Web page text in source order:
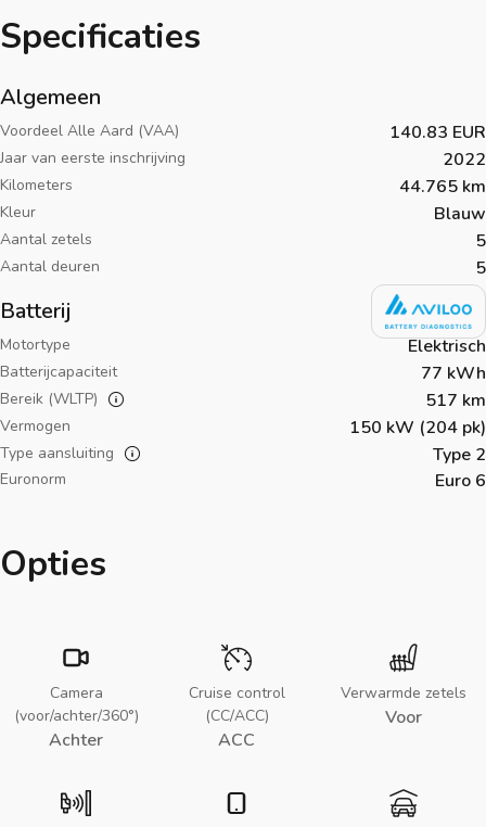
Specificaties
Algemeen
Voordeel Alle Aard (VAA) 140.83 EUR
Jaar van eerste inschrijving 2022
Kilometers 44.765 km
Kleur Blauw
Aantal zetels 5
Aantal deuren 5
Batterij
Motortype Elektrisch
Batterijcapaciteit 77 kWh
Bereik (WLTP) 517 km
Vermogen 150 kW (204 pk)
Type aansluiting Type 2
Euronorm Euro 6
Opties
Camera
(voor/achter/360°)
Achter
Cruise control
(CC/ACC)
ACC
Verwarmde zetels
Voor